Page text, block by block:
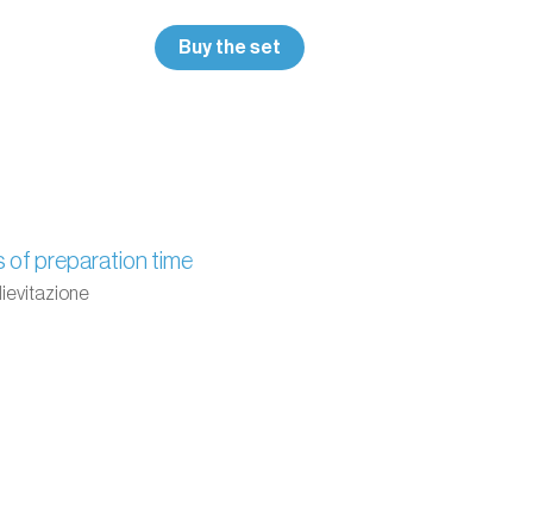
Buy the set
of preparation time
lievitazione